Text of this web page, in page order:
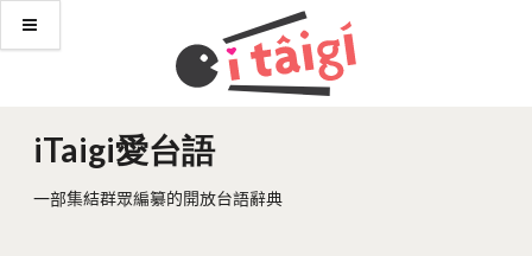
iTaigi愛台語
一部集結群眾編纂的開放台語辭典